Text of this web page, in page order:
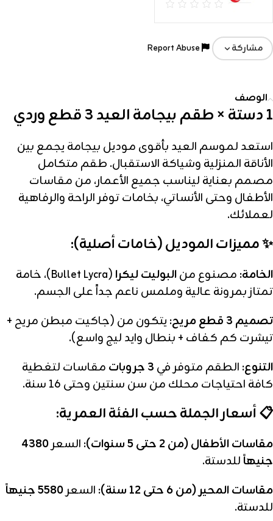
مشاركة
الوصف
1 دستة × طقم بيجامة العيد 3 قطع وردي
استعد لموسم العيد بأقوى موديل بيجامة يجمع بين
الأناقة المنزلية وشياكة الاستقبال. طقم متكامل
مصمم بعناية ليناسب جميع الأعمار، من مقاسات
الأطفال وحتى الأنساتي، بخامات توفر الراحة والرفاهية
لعملائك.
✨ مميزات الموديل (خامات أصلية):
الخامة: مصنوع منالبوليت ليكرا
(Bullet Lycra)، خامة
تمتاز بمرونة عالية وملمس ناعم جداً على الجسم.
تصميم 3 قطع مريح:
يتكون من (جاكيت مبطن مريح +
تيشرت كم كفاف + بنطال وايد ليج واسع).
التنوع: الطقم متوفر في 3 جروبات
مقاسات لتغطية
كافة احتياجات محلك من سن سنتين وحتى 16 سنة.
📋 أسعار الجملة حسب الفئة العمرية:
مقاسات الأطفال (من 2 حتى 5 سنوات): السعر4380
جنيهاًللدستة.
مقاسات المحير (من 6 حتى 12 سنة):
السعر5580 جنيهاً
للدستة.